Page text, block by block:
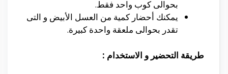
بحوالى كوب واحد فقط.
يمكنك أحضار كمية من العسل الأبيض و التى
تقدر بحوالى ملعقة واحدة كبيرة.
طريقة التحضير و الاستخدام :